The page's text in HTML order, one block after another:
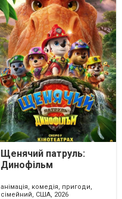
Щенячий патруль:
Динофільм
анімація, комедія, пригоди,
сімейний, США, 2026